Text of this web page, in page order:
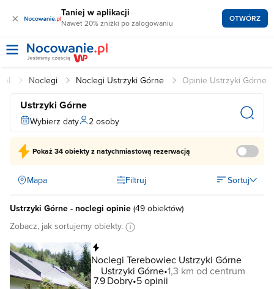
× Taniej w aplikacji
Nawet 20% zniżki po zalogowaniu OTWÓRZ
Noclegi Noclegi Ustrzyki Górne Opinie Ustrzyki Górne
Ustrzyki Górne
Wybierz daty 2 osoby
Pokaż34 obiektyz natychmiastową rezerwacją
Mapa Filtruj Sortuj
Ustrzyki Górne - noclegi opinie (49 obiektów)
Zobacz, jak sortujemy obiekty.
Noclegi Terebowiec Ustrzyki Górne
Ustrzyki Górne 1,3 km od centrum
7.9 Dobry 5 opinii